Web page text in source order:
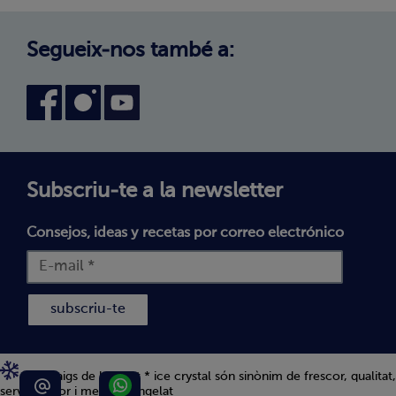
Declaració d'accessibilitat
Política de Galetes
Segueix-nos també a:
Subscriu-te a la newsletter
Consejos, ideas y recetas por correo electrónico
subscriu-te
Els 5 raigs de bofrost * ice crystal són sinònim de frescor, qualitat,
servei, sabor i menjar congelat